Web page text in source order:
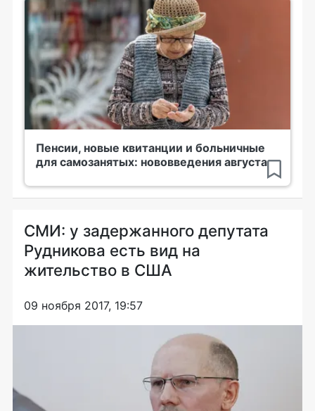
Пенсии, новые квитанции и больничные
для самозанятых: нововведения августа
СМИ: у задержанного депутата
Рудникова есть вид на
жительство в США
09 ноября 2017, 19:57